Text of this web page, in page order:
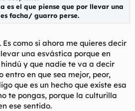
es el que piense que por llevar una
facha/ guarro perse.
como si ahora me quieres decir
una esvástica porque en
y que nadie te va a decir
entro en que sea mejor, peor,
que es un hecho que existe esa
te pongas, porque la culturilla
ese sentido.